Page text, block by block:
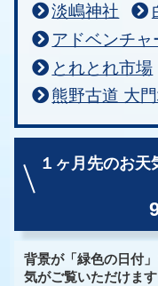
淡嶋神社
アドベンチャ
とれとれ市場
熊野古道 大
１ヶ月先のお天
背景が「緑色の日付
気がご覧いただけま